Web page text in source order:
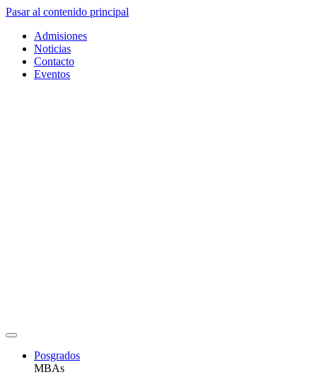
Pasar al contenido principal
Admisiones
Noticias
Contacto
Eventos
Posgrados
MBAs